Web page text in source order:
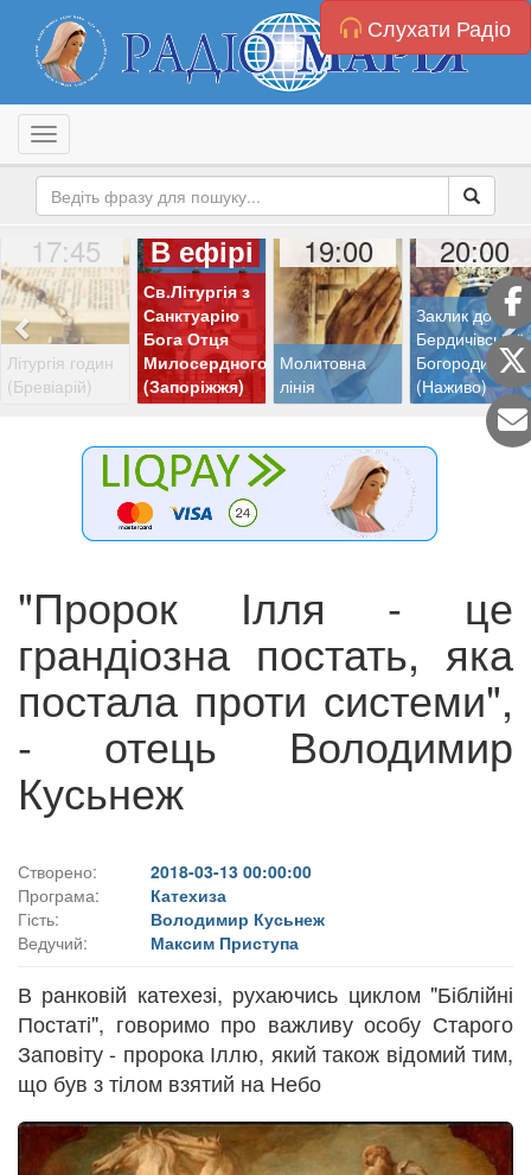
Слухати Радіо
Toggle navigation
17:45
Літургія годин
(Бревіарій)
В ефірі
Св.Літургія з
Санктуарію
Бога Отця
Милосердного
(Запоріжжя)
19:00
Молитовна
лінія
20:00
Заклик до
Бердичівської
Богородиці
(Наживо)
"Пророк Ілля - це
грандіозна постать, яка
постала проти системи",
- отець Володимир
Кусьнеж
Створено:
2018-03-13 00:00:00
Програма:
Катехиза
Гість:
Володимир Кусьнеж
Ведучий:
Максим Приступа
В ранковій катехезі, рухаючись циклом "Біблійні
Постаті", говоримо про важливу особу Старого
Заповіту - пророка Іллю, який також відомий тим,
що був з тілом взятий на Небо